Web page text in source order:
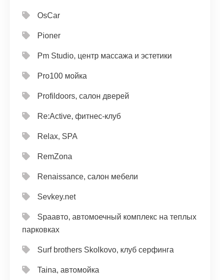
OsCar
Pioner
Pm Studio, центр массажа и эстетики
Pro100 мойка
Profildoors, салон дверей
Re:Active, фитнес-клуб
Relax, SPA
RemZona
Renaissance, салон мебели
Sevkey.net
Spaавто, автомоечный комплекс на теплых
парковках
Surf brothers Skolkovo, клуб серфинга
Taina, автомойка